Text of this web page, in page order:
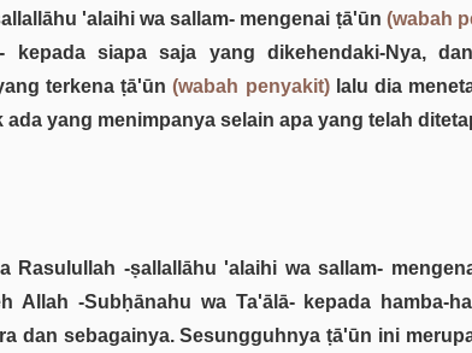
'alaihi wa sallam- mengenai ṭā'ūn (wabah
siapa saja yang dikehendaki-Nya,
terkena ṭā'ūn(wabah penyakit)lalu dia
yang menimpanya selain apa yang telah
Rasulullah -ṣallallāhu 'alaihi wa sallam-
-Subḥānahu wa Ta'ālā- kepada hamba-
dan sebagainya. Sesungguhnya ṭā'ūn ini